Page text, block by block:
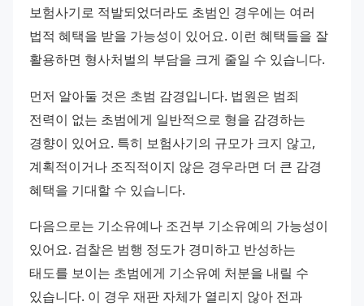
보험사기로 적발되었더라도 초범인 경우에는 여러
법적 혜택을 받을 가능성이 있어요. 이런 혜택들을 잘
활용하면 형사처벌의 부담을 크게 줄일 수 있습니다.
먼저 알아둘 것은 초범 감경입니다. 법원은 범죄
전력이 없는 초범에게 일반적으로 형을 감경하는
경향이 있어요. 특히 보험사기의 규모가 크지 않고,
계획적이거나 조직적이지 않은 경우라면 더 큰 감경
혜택을 기대할 수 있습니다.
다음으로는 기소유예나 조건부 기소유예의 가능성이
있어요. 검찰은 범행 정도가 경미하고 반성하는
태도를 보이는 초범에게 기소유예 처분을 내릴 수
있습니다. 이 경우 재판 자체가 열리지 않아 전과